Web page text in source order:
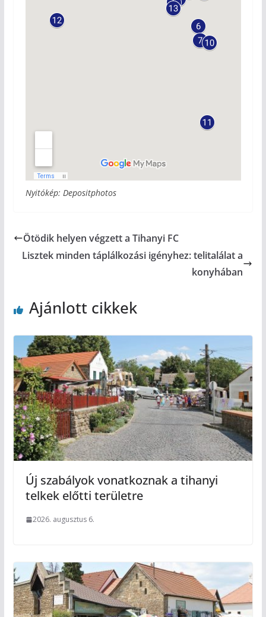
Nyitókép: Depositphotos
Ötödik helyen végzett a Tihanyi FC
Lisztek minden táplálkozási igényhez: telitalálat a
konyhában
Ajánlott cikkek
Új szabályok vonatkoznak a tihanyi
telkek előtti területre
2026. augusztus 6.